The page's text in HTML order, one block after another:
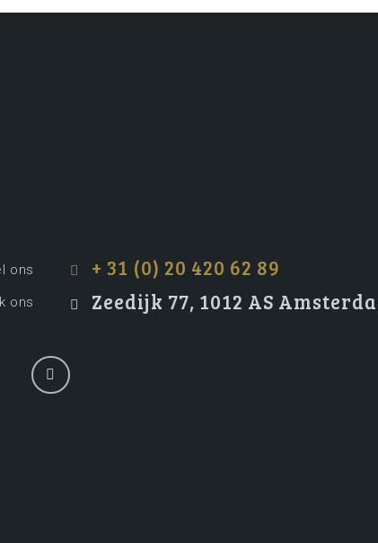
+ 31 (0) 20 420 62 89
Zeedijk 77, 1012 AS
ons
ons